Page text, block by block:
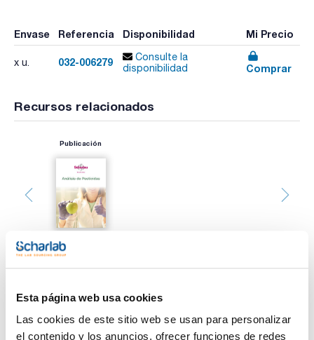
Esta página web usa cookies
Las cookies de este sitio web se usan para personalizar
el contenido y los anuncios, ofrecer funciones de redes
Envase Referencia Disponibilidad Mi Precio
x u. 032-006279
Consulte la
disponibilidad
Comprar
Recursos relacionados
Publicación
Imprimir ficha de
Características
Volumen (µl) : 250